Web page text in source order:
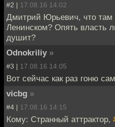
#2 | 17.08.16 14:02
Дмитрий Юрьевич, что там
Ленинском? Опять власть
душит?
Odnokriliy »
#3 | 17.08.16 14:05
Вот сейчас как раз гоню
vicbg »
#4 | 17.08.16 14:15
Кому: Странный аттрактор,